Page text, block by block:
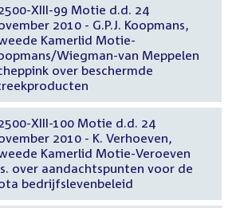
XIII-99 Motie d.d. 24
2010 - G.P.J. Koopmans,
Kamerlid Motie-
Wiegman-van Meppelen
over beschermde
XIII-100 Motie d.d. 24
2010 - K. Verhoeven,
Kamerlid Motie-Veroeven
over aandachtspunten voor de
bedrijfslevenbeleid